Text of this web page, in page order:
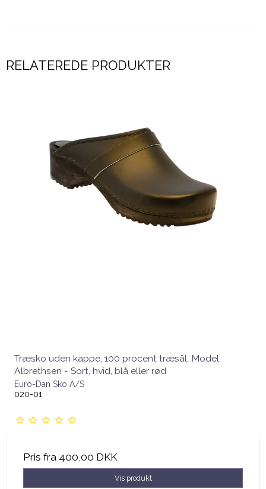
RELATEREDE PRODUKTER
Træsko uden kappe, 100 procent træsål, Model
Albrethsen - Sort, hvid, blå eller rød
Euro-Dan Sko A/S
020-01
Pris fra 400,00 DKK
Vis produkt